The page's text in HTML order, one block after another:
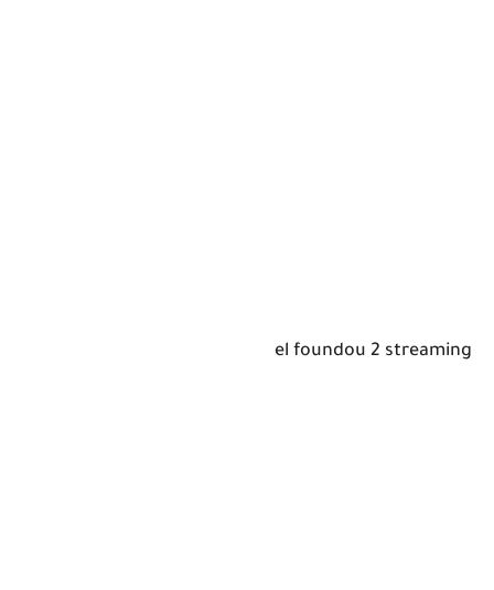
el foundou 2 streaming